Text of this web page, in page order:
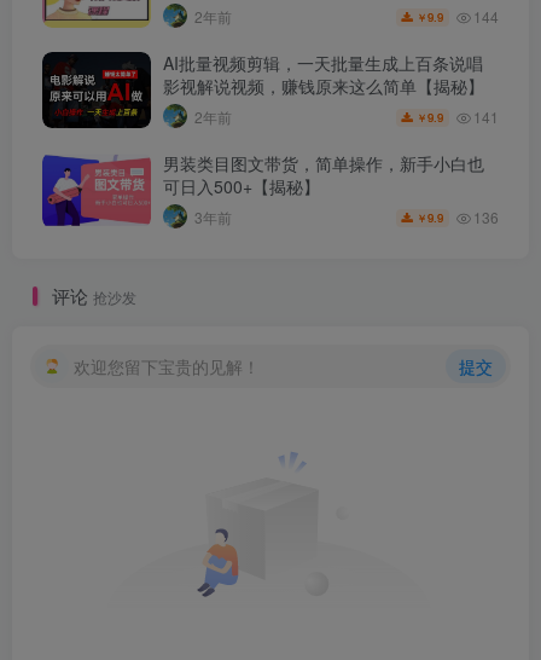
2年前 ￥9.9 144
AI批量视频剪辑，一天批量生成上百条说唱
影视解说视频，赚钱原来这么简单【揭秘】
2年前 ￥9.9 141
男装类目图文带货，简单操作，新手小白也
可日入500+【揭秘】
3年前 ￥9.9 136
评论 抢沙发
欢迎您留下宝贵的见解！ 提交